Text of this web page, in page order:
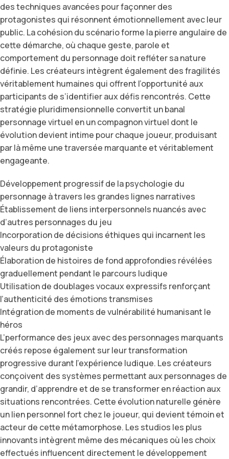
des techniques avancées pour façonner des
protagonistes qui résonnent émotionnellement avec leur
public. La cohésion du scénario forme la pierre angulaire de
cette démarche, où chaque geste, parole et
comportement du personnage doit refléter sa nature
définie. Les créateurs intègrent également des fragilités
véritablement humaines qui offrent l’opportunité aux
participants de s’identifier aux défis rencontrés. Cette
stratégie pluridimensionnelle convertit un banal
personnage virtuel en un compagnon virtuel dont le
évolution devient intime pour chaque joueur, produisant
par là même une traversée marquante et véritablement
engageante.
Développement progressif de la psychologie du
personnage à travers les grandes lignes narratives
Établissement de liens interpersonnels nuancés avec
d’autres personnages du jeu
Incorporation de décisions éthiques qui incarnent les
valeurs du protagoniste
Élaboration de histoires de fond approfondies révélées
graduellement pendant le parcours ludique
Utilisation de doublages vocaux expressifs renforçant
l’authenticité des émotions transmises
Intégration de moments de vulnérabilité humanisant le
héros
L’performance des jeux avec des personnages marquants
créés repose également sur leur transformation
progressive durant l’expérience ludique. Les créateurs
conçoivent des systèmes permettant aux personnages de
grandir, d’apprendre et de se transformer en réaction aux
situations rencontrées. Cette évolution naturelle génère
un lien personnel fort chez le joueur, qui devient témoin et
acteur de cette métamorphose. Les studios les plus
innovants intègrent même des mécaniques où les choix
effectués influencent directement le développement